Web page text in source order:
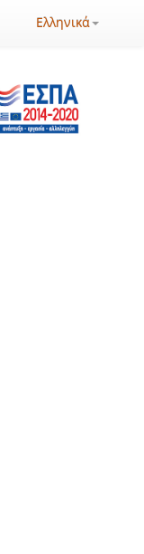
Ελληνικά